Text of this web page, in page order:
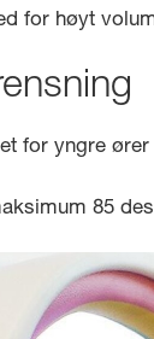
for høyt
for yngre
85